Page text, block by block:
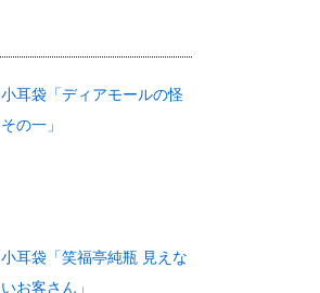
小耳袋「ディアモールの怪
その一」
小耳袋「笑福亭純瓶 見えな
いお客さん」